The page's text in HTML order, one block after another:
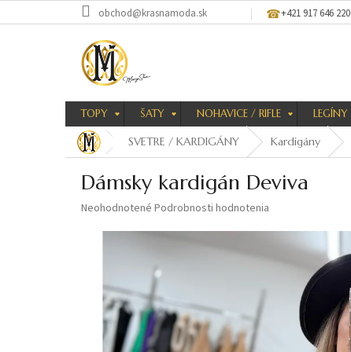
na
obchod@krasnamoda.sk +421 917 646 220
TOPY ŠATY NOHAVICE / RIFLE LEGÍNY
SVETRE / KARDIGÁNY Kardigány
Dámsky kardigán Deviva
Priemerné
hviezdičiek.
Neohodnotené Podrobnosti hodnotenia